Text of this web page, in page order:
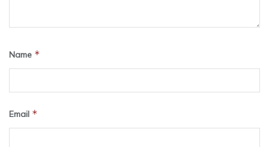
Name *
Email *